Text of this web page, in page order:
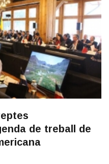
de treball de